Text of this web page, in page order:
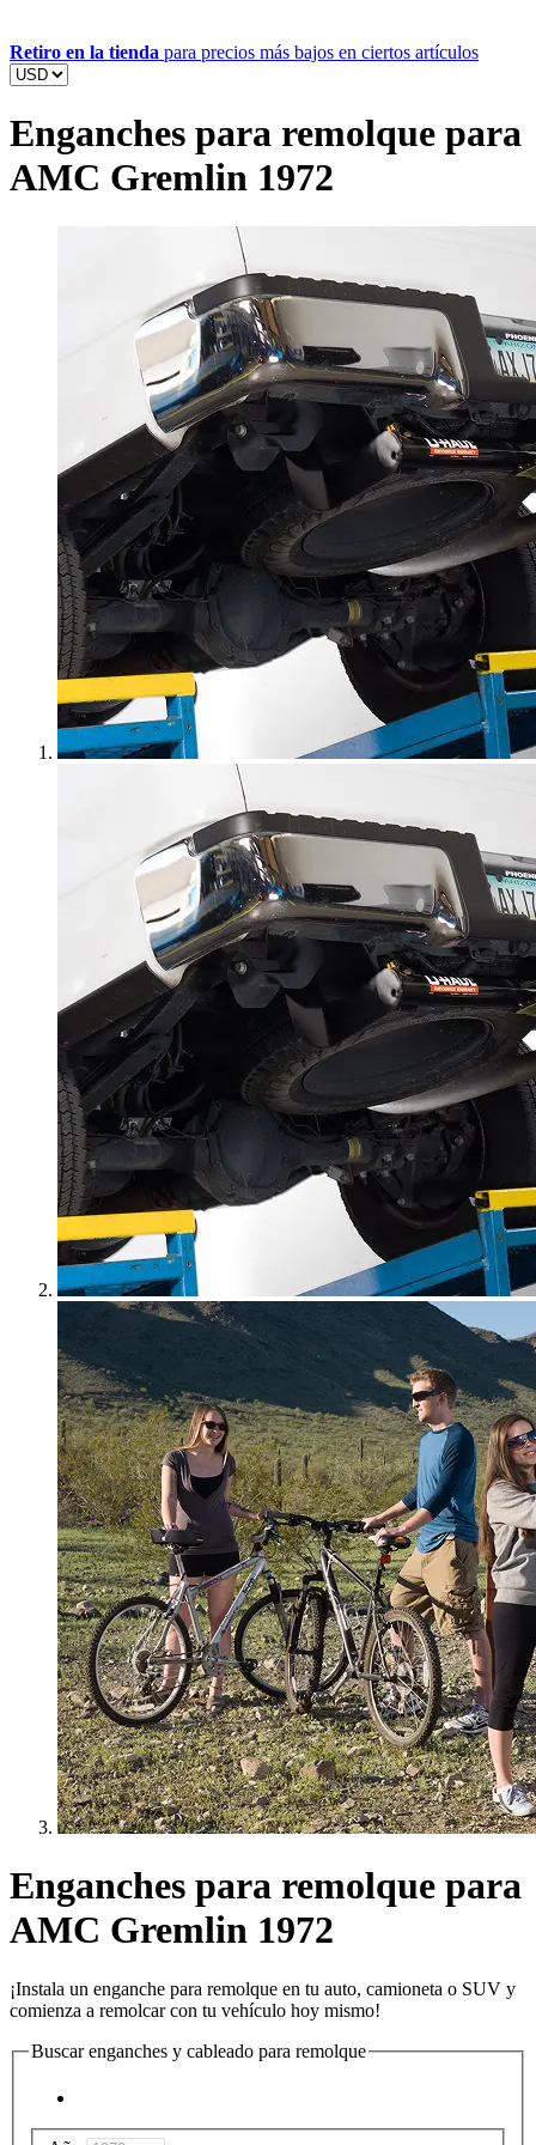
Retiro en la tienda para precios más bajos en ciertos artículos
Enganches para remolque para
AMC Gremlin 1972
Enganches para remolque para
AMC Gremlin 1972
¡Instala un enganche para remolque en tu auto, camioneta o SUV y
comienza a remolcar con tu vehículo hoy mismo!
Buscar enganches y cableado para remolque